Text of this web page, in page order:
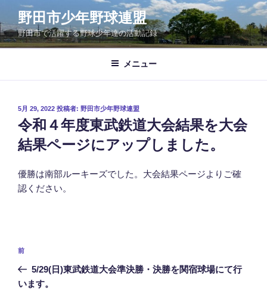
ン
テ
ン
へ
野田市少年野球連盟
野田市で活躍する野球少年達の活動記録
メニュー
投
稿
日:
5月 29, 2022 投稿者: 野田市少年野球連盟
令和４年度東武鉄道大会結果を大会
結果ページにアップしました。
優勝は南部ルーキーズでした。大会結果ページよりご確
認ください。
投
前
の
投
前
5/29(日)東武鉄道大会準決勝・決勝を関宿球場にて行
います。